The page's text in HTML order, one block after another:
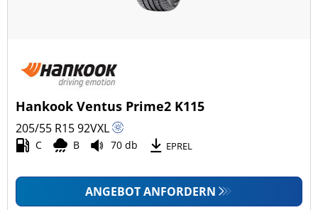
Hankook Ventus Prime2 K115
205/55 R1592VXL
C B 70 db EPREL
ANGEBOT ANFORDERN